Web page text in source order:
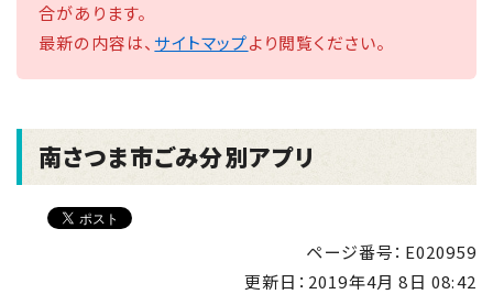
合があります。
最新の内容は、サイトマップより閲覧ください。
南さつま市ごみ分別アプリ
ページ番号：E020959
更新日： 2019年4月 8日 08:42